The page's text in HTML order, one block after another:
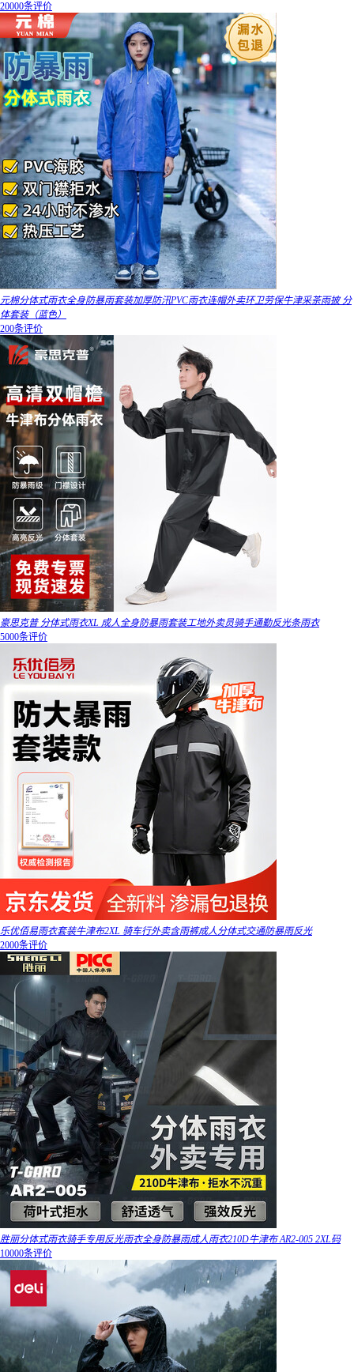
20000条评价
元棉分体式雨衣全身防暴雨套装加厚防汛PVC雨衣连帽外卖环卫劳保牛津采茶雨披 分
体套装（蓝色）
200条评价
豪思克普 分体式雨衣XL 成人全身防暴雨套装工地外卖员骑手通勤反光条雨衣
5000条评价
乐优佰易雨衣套装牛津布2XL 骑车行外卖含雨裤成人分体式交通防暴雨反光
2000条评价
胜丽分体式雨衣骑手专用反光雨衣全身防暴雨成人雨衣210D牛津布 AR2-005 2XL码
10000条评价